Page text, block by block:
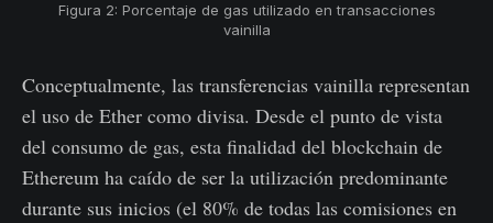
Figura 2: Porcentaje de gas utilizado en transacciones
vainilla
Conceptualmente, las transferencias vainilla representan
el uso de Ether como divisa. Desde el punto de vista
del consumo de gas, esta finalidad del blockchain de
Ethereum ha caído de ser la utilización predominante
durante sus inicios (el 80% de todas las comisiones en